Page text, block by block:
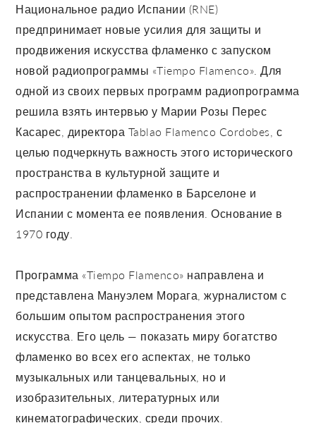
Национальное радио Испании (RNE)
предпринимает новые усилия для защиты и
продвижения искусства фламенко с запуском
новой радиопрограммы «Tiempo Flamenco». Для
одной из своих первых программ радиопрограмма
решила взять интервью у Марии Розы Перес
Касарес, директора Tablao Flamenco Cordobes, с
целью подчеркнуть важность этого исторического
пространства в культурной защите и
распространении фламенко в Барселоне и
Испании с момента ее появления. Основание в
1970 году.
Программа «Tiempo Flamenco» направлена и
представлена Мануэлем Морага, журналистом с
большим опытом распространения этого
искусства. Его цель — показать миру богатство
фламенко во всех его аспектах, не только
музыкальных или танцевальных, но и
изобразительных, литературных или
кинематографических, среди прочих.